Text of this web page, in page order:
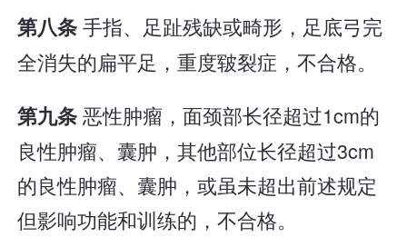
第八条手指、足趾残缺或畸形，足底弓完
全消失的扁平足，重度皲裂症，不合格。
第九条恶性肿瘤，面颈部长径超过1cm的
良性肿瘤、囊肿，其他部位长径超过3cm
的良性肿瘤、囊肿，或虽未超出前述规定
但影响功能和训练的，不合格。